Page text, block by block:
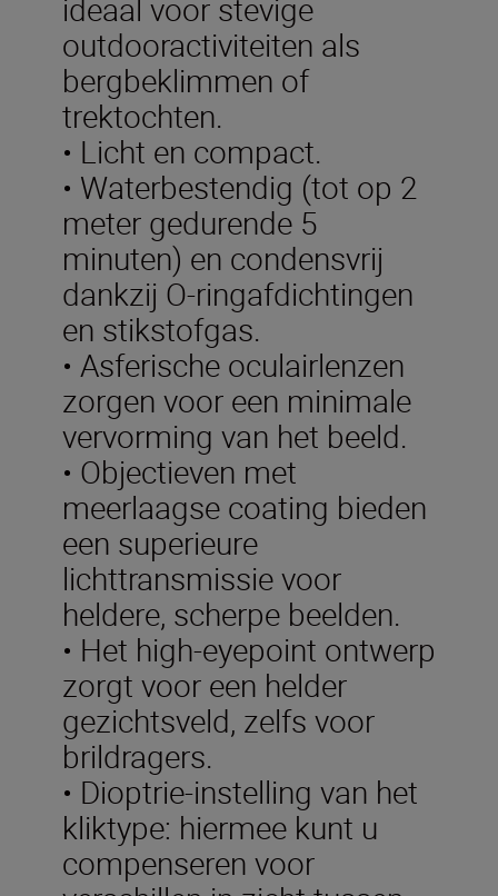
ideaal voor stevige
outdooractiviteiten als
bergbeklimmen of
trektochten.
• Licht en compact.
• Waterbestendig (tot op 2
meter gedurende 5
minuten) en condensvrij
dankzij O-ringafdichtingen
en stikstofgas.
• Asferische oculairlenzen
zorgen voor een minimale
vervorming van het beeld.
• Objectieven met
meerlaagse coating bieden
een superieure
lichttransmissie voor
heldere, scherpe beelden.
• Het high-eyepoint ontwerp
zorgt voor een helder
gezichtsveld, zelfs voor
brildragers.
• Dioptrie-instelling van het
kliktype: hiermee kunt u
compenseren voor